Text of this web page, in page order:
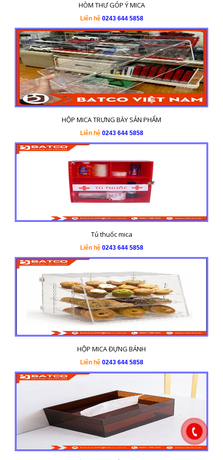
HÒM THƯ GÓP Ý MICA
Liên hệ 0243 644 5858
HỘP MICA TRƯNG BÀY SẢN PHẨM
Liên hệ 0243 644 5858
Tủ thuốc mica
Liên hệ 0243 644 5858
HỘP MICA ĐỰNG BÁNH
Liên hệ 0243 644 5858